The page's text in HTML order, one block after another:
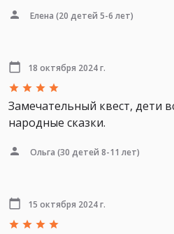
Елена (20 детей 5-6 лет)
18 октября 2024 г.
Замечательный квест, дети
народные сказки.
Ольга (30 детей 8-11 лет)
15 октября 2024 г.